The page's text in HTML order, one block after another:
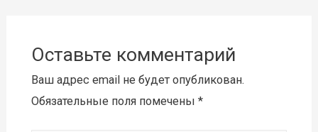
Оставьте комментарий
Ваш адрес email не будет опубликован.
Обязательные поля помечены *